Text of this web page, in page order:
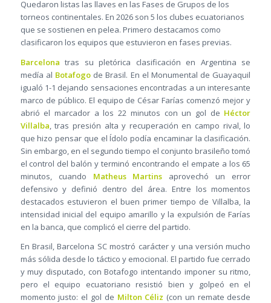
Quedaron listas las llaves en las Fases de Grupos de los
torneos continentales. En 2026 son 5 los clubes ecuatorianos
que se sostienen en pelea. Primero destacamos como
clasificaron los equipos que estuvieron en fases previas.
Barcelona tras su pletórica clasificación en Argentina se
medía al Botafogo de Brasil. En el Monumental de Guayaquil
igualó 1-1 dejando sensaciones encontradas a un interesante
marco de público. El equipo de César Farías comenzó mejor y
abrió el marcador a los 22 minutos con un gol de Héctor
Villalba , tras presión alta y recuperación en campo rival, lo
que hizo pensar que el Ídolo podía encaminar la clasificación.
Sin embargo, en el segundo tiempo el conjunto brasileño tomó
el control del balón y terminó encontrando el empate a los 65
minutos, cuando Matheus Martins aprovechó un error
defensivo y definió dentro del área. Entre los momentos
destacados estuvieron el buen primer tiempo de Villalba, la
intensidad inicial del equipo amarillo y la expulsión de Farías
en la banca, que complicó el cierre del partido.
En Brasil, Barcelona SC mostró carácter y una versión mucho
más sólida desde lo táctico y emocional. El partido fue cerrado
y muy disputado, con Botafogo intentando imponer su ritmo,
pero el equipo ecuatoriano resistió bien y golpeó en el
momento justo: el gol de Milton Céliz (con un remate desde